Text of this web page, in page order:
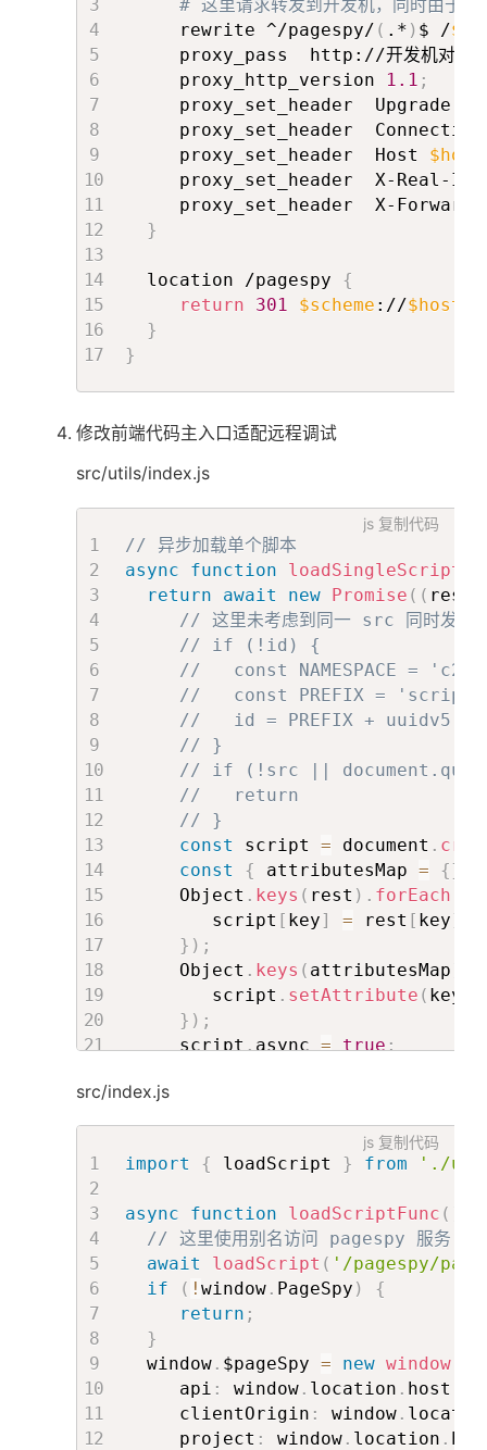
# 这里请求转发到开发机，同时由于
     rewrite ^/pagespy/
( .* ) $ /$1
proxy_pass  http://开发机对外
     proxy_http_version
1.1 ;
     proxy_set_header  Upgrade
proxy_set_header
     proxy_set_header  Host
$host
     proxy_set_header  X-Real-IP
proxy_set_header  X-
}
  location /pagespy
{
return
301 $scheme ://$host
}
}
修改前端代码主入口适配远程调试
src/utils/index.js
js 复制代码
// 异步加载单个脚本
async
function loadSingleScript
return
await new Promise ( (
// 这里未考虑到同一 src 同时发起的
// if (!id) {
//   const NAMESPACE =
//   const PREFIX =
//   id = PREFIX + uuidv5(src,
// }
// if (!src ||
//   return
// }
const
script = document .
const
{ attributesMap = {}
     Object
. keys ( rest ) . forEach
        script
[ key] = rest [ key]
} ) ;
     Object
. keys ( attributesMap
        script
. setAttribute ( key
} ) ;
     script
.async = true;
     script
     script
.onerror = reject;
});
// 异步加载多个脚本
// memoize 默认情况下用第一个参数作
export
const loadScript
src/index.js
js 复制代码
import { loadScript } from './
async function loadScriptFunc (
// 这里使用别名访问 pagespy 服务
await
loadScript ( '/pagespy/
if
( !window . PageSpy )
{
return ;
}
  window
. $pageSpy = new window
     api
: window . location . host
     clientOrigin
: window .
     project
: window . location .